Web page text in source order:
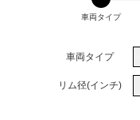
車両タイプ
車両タイプ
リム径(インチ)